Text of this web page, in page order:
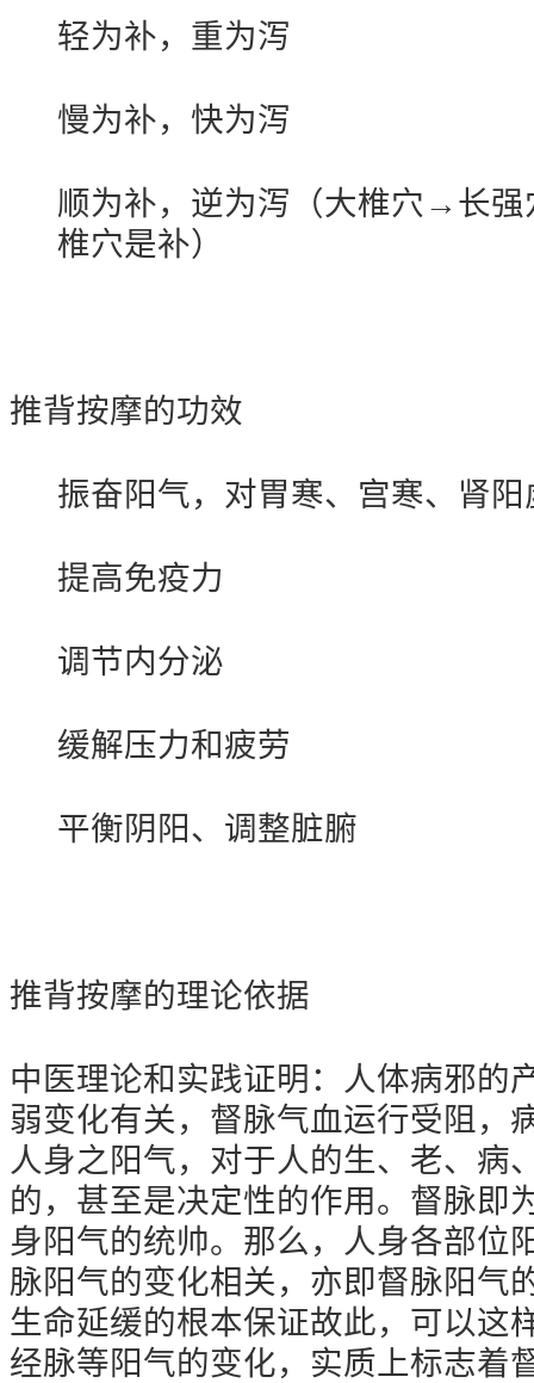
轻为补，重为泻
慢为补，快为泻
顺为补，逆为泻（大椎穴→长
椎穴是补）
推背按摩的功效
振奋阳气，对胃寒、宫寒、肾
提高免疫力
调节内分泌
缓解压力和疲劳
平衡阴阳、调整脏腑
推背按摩的理论依据
中医理论和实践证明：人体病邪的
弱变化有关，督脉气血运行受阻，
人身之阳气，对于人的生、老、病
的，甚至是决定性的作用。督脉即
身阳气的统帅。那么，人身各部位
脉阳气的变化相关，亦即督脉阳气
生命延缓的根本保证故此，可以这
经脉等阳气的变化，实质上标志着